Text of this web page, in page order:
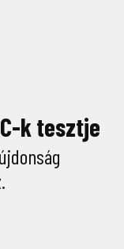
k tesztje